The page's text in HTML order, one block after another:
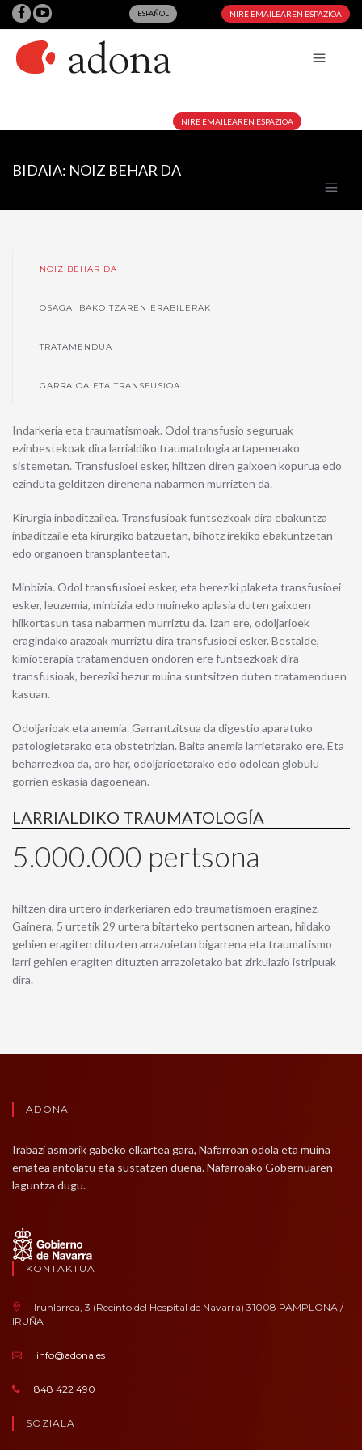
ESPAÑOL NIRE EMAILEAREN ESPAZIOA
NIRE EMAILEAREN ESPAZIOA
BIDAIA: NOIZ BEHAR DA
NOIZ BEHAR DA
OSAGAI BAKOITZAREN ERABILERAK
TRATAMENDUA
GARRAIOA ETA TRANSFUSIOA
Indarkeria eta traumatismoak. Odol transfusio seguruak
ezinbestekoak dira larrialdiko traumatologia artapenerako
sistemetan. Transfusioei esker, hiltzen diren gaixoen kopurua edo
ezinduta gelditzen direnena nabarmen murrizten da.
Kirurgia inbaditzailea. Transfusioak funtsezkoak dira ebakuntza
inbaditzaile eta kirurgiko batzuetan, bihotz irekiko ebakuntzetan
edo organoen transplanteetan.
Minbizia. Odol transfusioei esker, eta bereziki plaketa transfusioei
esker, leuzemia, minbizia edo muineko aplasia duten gaixoen
hilkortasun tasa nabarmen murriztu da. Izan ere, odoljarioek
eragindako arazoak murriztu dira transfusioei esker. Bestalde,
kimioterapia tratamenduen ondoren ere funtsezkoak dira
transfusioak, bereziki hezur muina suntsitzen duten tratamenduen
kasuan.
Odoljarioak eta anemia. Garrantzitsua da digestio aparatuko
patologietarako eta obstetrizian. Baita anemia larrietarako ere. Eta
beharrezkoa da, oro har, odoljarioetarako edo odolean globulu
gorrien eskasia dagoenean.
LARRIALDIKO TRAUMATOLOGÍA
5.000.000 pertsona
hiltzen dira urtero indarkeriaren edo traumatismoen eraginez.
Gainera, 5 urtetik 29 urtera bitarteko pertsonen artean, hildako
gehien eragiten dituzten arrazoietan bigarrena eta traumatismo
larri gehien eragiten dituzten arrazoietako bat zirkulazio istripuak
dira.
ADONA
Irabazi asmorik gabeko elkartea gara, Nafarroan odola eta muina
ematea antolatu eta sustatzen duena. Nafarroako Gobernuaren
laguntza dugu.
KONTAKTUA
Irunlarrea, 3 (Recinto del Hospital de Navarra) 31008 PAMPLONA /
IRUÑA
info@adona.es
848 422 490
SOZIALA